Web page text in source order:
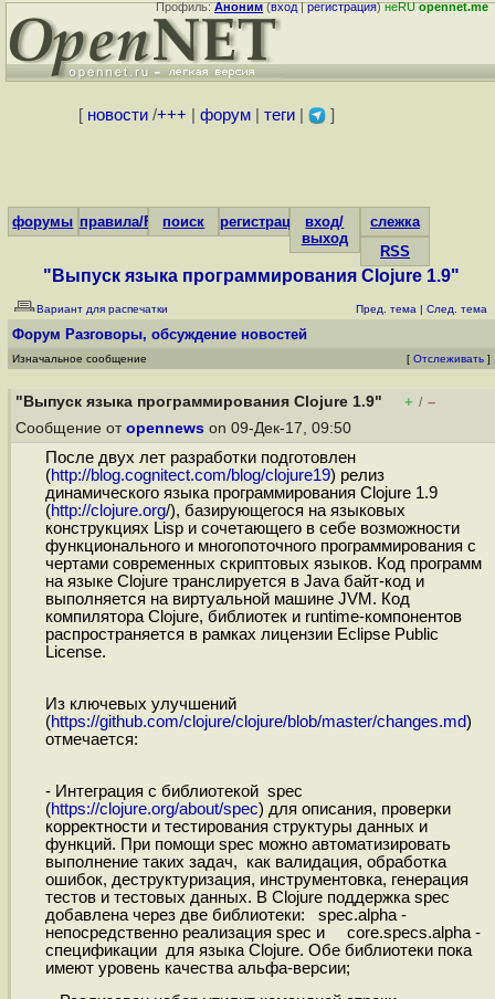
Профиль:Аноним(вход|регистрация)неRUopennet.me
[ новости/+++ форум| теги| ]
форумы правила/FAQпоиск регистрациявход/
выход
слежка
RSS
"Выпуск языка программирования Clojure 1.9"
Вариант для распечатки Пред. тема | След. тема
Форум Разговоры, обсуждение новостей
Изначальное сообщение [ Отслеживать ]
"Выпуск языка программирования Clojure 1.9" + / –
Сообщение от opennews on 09-Дек-17, 09:50
После двух лет разработки подготовлен
(http://blog.cognitect.com/blog/clojure19) релиз
динамического языка программирования Clojure 1.9
(http://clojure.org/), базирующегося на языковых
конструкциях Lisp и сочетающего в себе возможности
функционального и многопоточного программирования с
чертами современных скриптовых языков. Код программ
на языке Clojure транслируется в Java байт-код и
выполняется на виртуальной машине JVM. Код
компилятора Clojure, библиотек и runtime-компонентов
распространяется в рамках лицензии Eclipse Public
License.
Из ключевых улучшений
(https://github.com/clojure/clojure/blob/master/changes.md)
отмечается:
- Интеграция с библиотекой spec
(https://clojure.org/about/spec) для описания, проверки
корректности и тестирования структуры данных и
функций. При помощи spec можно автоматизировать
выполнение таких задач, как валидация, обработка
ошибок, деструктуризация, инструментовка, генерация
тестов и тестовых данных. В Clojure поддержка spec
добавлена через две библиотеки: spec.alpha -
непосредственно реализация spec и core.specs.alpha -
спецификации для языка Clojure. Обе библиотеки пока
имеют уровень качества альфа-версии;